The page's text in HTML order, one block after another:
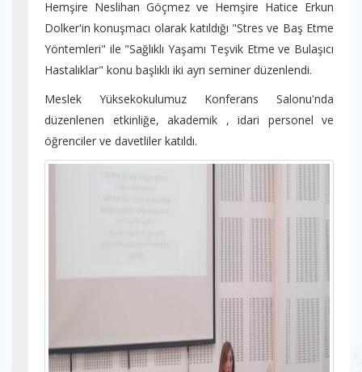
Hemşire Neslihan Göçmez ve Hemşire Hatice Erkun
Dolker'in konuşmacı olarak katıldığı "Stres ve Baş Etme
Yöntemleri" ile "Sağlıklı Yaşamı Teşvik Etme ve Bulaşıcı
Hastalıklar" konu başlıklı iki ayrı seminer düzenlendi.
Meslek Yüksekokulumuz Konferans Salonu'nda
düzenlenen etkinliğe, akademik , idari personel ve
öğrenciler ve davetliler katıldı.